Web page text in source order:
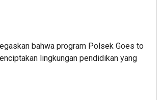
bahwa program Polsek Goes to
lingkungan pendidikan yang